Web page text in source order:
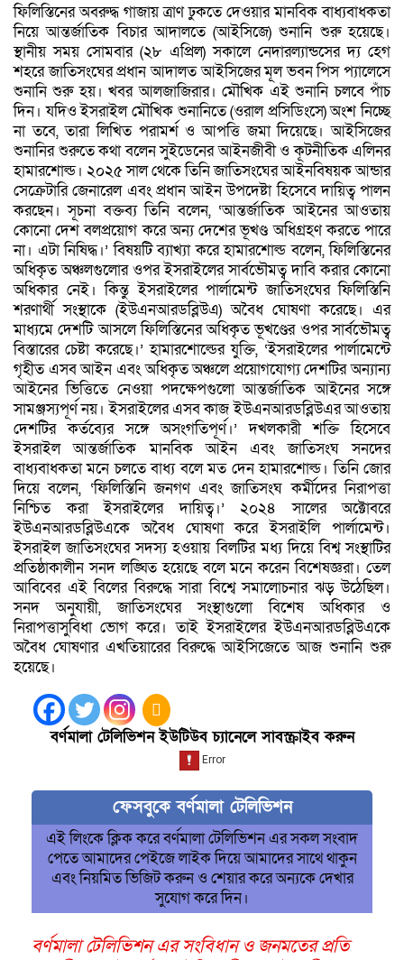
ফিলিস্তিনের অবরুদ্ধ গাজায় ত্রাণ ঢুকতে দেওয়ার মানবিক বাধ্যবাধকতা
নিয়ে আন্তর্জাতিক বিচার আদালতে (আইসিজে) শুনানি শুরু হয়েছে।
স্থানীয় সময় সোমবার (২৮ এপ্রিল) সকালে নেদারল্যান্ডসের দ্য হেগ
শহরে জাতিসংঘের প্রধান আদালত আইসিজের মূল ভবন পিস প্যালেসে
শুনানি শুরু হয়। খবর আলজাজিরার। মৌখিক এই শুনানি চলবে পাঁচ
দিন। যদিও ইসরাইল মৌখিক শুনানিতে (ওরাল প্রসিডিংসে) অংশ নিচ্ছে
না তবে, তারা লিখিত পরামর্শ ও আপত্তি জমা দিয়েছে। আইসিজের
শুনানির শুরুতে কথা বলেন সুইডেনের আইনজীবী ও কূটনীতিক এলিনর
হামারশোল্ড। ২০২৫ সাল থেকে তিনি জাতিসংঘের আইনবিষয়ক আন্ডার
সেক্রেটারি জেনারেল এবং প্রধান আইন উপদেষ্টা হিসেবে দায়িত্ব পালন
করছেন। সূচনা বক্তব্য তিনি বলেন, ‘আন্তর্জাতিক আইনের আওতায়
কোনো দেশ বলপ্রয়োগ করে অন্য দেশের ভূখণ্ড অধিগ্রহণ করতে পারে
না। এটা নিষিদ্ধ।’ বিষয়টি ব্যাখ্যা করে হামারশোল্ড বলেন, ফিলিস্তিনের
অধিকৃত অঞ্চলগুলোর ওপর ইসরাইলের সার্বভৌমত্ব দাবি করার কোনো
অধিকার নেই। কিন্তু ইসরাইলের পার্লামেন্ট জাতিসংঘের ফিলিস্তিনি
শরণার্থী সংস্থাকে (ইউএনআরডব্লিউএ) অবৈধ ঘোষণা করেছে। এর
মাধ্যমে দেশটি আসলে ফিলিস্তিনের অধিকৃত ভূখণ্ডের ওপর সার্বভৌমত্ব
বিস্তারের চেষ্টা করেছে।’ হামারশোল্ডের যুক্তি, ‘ইসরাইলের পার্লামেন্টে
গৃহীত এসব আইন এবং অধিকৃত অঞ্চলে প্রয়োগযোগ্য দেশটির অন্যান্য
আইনের ভিত্তিতে নেওয়া পদক্ষেপগুলো আন্তর্জাতিক আইনের সঙ্গে
সামঞ্জস্যপূর্ণ নয়। ইসরাইলের এসব কাজ ইউএনআরডব্লিউএর আওতায়
দেশটির কর্তব্যের সঙ্গে অসংগতিপূর্ণ।’ দখলকারী শক্তি হিসেবে
ইসরাইল আন্তর্জাতিক মানবিক আইন এবং জাতিসংঘ সনদের
বাধ্যবাধকতা মনে চলতে বাধ্য বলে মত দেন হামারশোল্ড। তিনি জোর
দিয়ে বলেন, ‘ফিলিস্তিনি জনগণ এবং জাতিসংঘ কর্মীদের নিরাপত্তা
নিশ্চিত করা ইসরাইলের দায়িত্ব।’ ২০২৪ সালের অক্টোবরে
ইউএনআরডব্লিউএকে অবৈধ ঘোষণা করে ইসরাইলি পার্লামেন্ট।
ইসরাইল জাতিসংঘের সদস্য হওয়ায় বিলটির মধ্য দিয়ে বিশ্ব সংস্থাটির
প্রতিষ্ঠাকালীন সনদ লঙ্ঘিত হয়েছে বলে মনে করেন বিশেষজ্ঞরা। তেল
আবিবের এই বিলের বিরুদ্ধে সারা বিশ্বে সমালোচনার ঝড় উঠেছিল।
সনদ অনুযায়ী, জাতিসংঘের সংস্থাগুলো বিশেষ অধিকার ও
নিরাপত্তাসুবিধা ভোগ করে। তাই ইসরাইলের ইউএনআরডব্লিউএকে
অবৈধ ঘোষণার এখতিয়ারের বিরুদ্ধে আইসিজেতে আজ শুনানি শুরু
হয়েছে।
বর্ণমালা টেলিভিশন ইউটিউব চ্যানেলে সাবস্ক্রাইব করুন
ফেসবুকে বর্ণমালা টেলিভিশন
এই লিংকে ক্লিক করে বর্ণমালা টেলিভিশন এর সকল সংবাদ
পেতে আমাদের পেইজে লাইক দিয়ে আমাদের সাথে থাকুন
এবং নিয়মিত ভিজিট করুন ও শেয়ার করে অন্যকে দেখার
সুযোগ করে দিন।
বর্ণমালা টেলিভিশন এর সংবিধান ও জনমতের প্রতি